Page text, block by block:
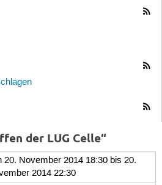
der LUG Celle“
20. November 2014 18:30 bis 20.
2014 22:30